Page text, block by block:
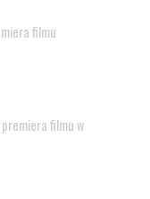
filmu
filmu w